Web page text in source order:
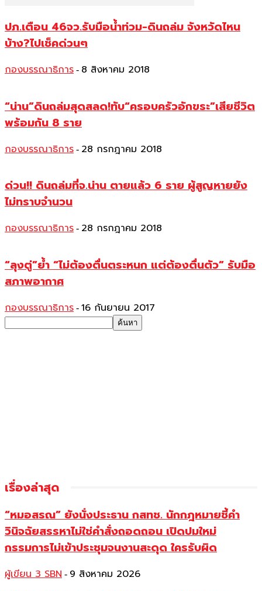
ปภ.เตือน 46จว.รับมือน้ำท่วม-ดินถล่ม จังหวัดไหน
บ้าง?ไปเช็คด่วนๆ
กองบรรณาธิการ - 8 สิงหาคม 2018
“น่าน”ดินถล่มสุดสลด!ทับ“ครอบครัวอักขระ”เสียชีวิต
พร้อมกัน 8 ราย
กองบรรณาธิการ - 28 กรกฎาคม 2018
ด่วน!! ดินถล่มที่จ.น่าน ตายแล้ว 6 ราย ผู้สูญหายยัง
ไม่ทราบจำนวน
กองบรรณาธิการ - 28 กรกฎาคม 2018
“ลุงตู่”ย้ำ “ไม่ต้องตื่นตระหนก แต่ต้องตื่นตัว” รับมือ
สภาพอากาศ
กองบรรณาธิการ - 16 กันยายน 2017
เรื่องล่าสุด
“หมอสรณ” ยังนั่งประธาน กสทช. นักกฎหมายชี้คำ
วินิจฉัยสรรหาไม่ใช่คำสั่งถอดถอน เปิดปมใหม่
กรรมการไม่เข้าประชุมจนงานสะดุด ใครรับผิด
ผู้เขียน 3 SBN - 9 สิงหาคม 2026